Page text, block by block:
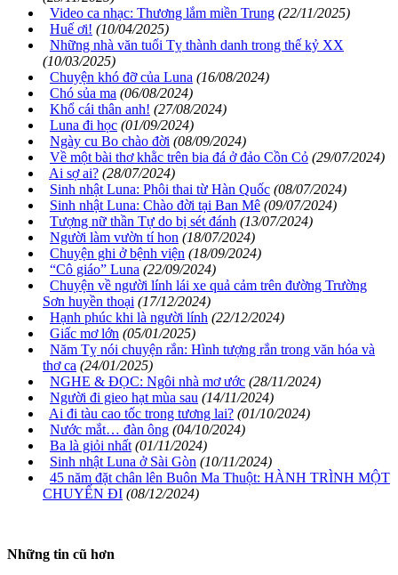
Video ca nhạc: Thương lắm miền Trung (22/11/2025)
Huế ơi! (10/04/2025)
Những nhà văn tuổi Tỵ thành danh trong thế kỷ XX
(10/03/2025)
Chuyện khó đỡ của Luna (16/08/2024)
Chó sủa ma (06/08/2024)
Khổ cái thân anh! (27/08/2024)
Luna đi học (01/09/2024)
Ngày cu Bo chào đời (08/09/2024)
Về một bài thơ khằc trên bia đá ở đảo Cồn Cỏ (29/07/2024)
Ai sợ ai? (28/07/2024)
Sinh nhật Luna: Phôi thai từ Hàn Quốc (08/07/2024)
Sinh nhật Luna: Chào đời tại Ban Mê (09/07/2024)
Tượng nữ thần Tự do bị sét đánh (13/07/2024)
Người làm vườn tí hon (18/07/2024)
Chuyện ghi ở bệnh viện (18/09/2024)
“Cô giáo” Luna (22/09/2024)
Chuyện về người lính lái xe quả cảm trên đường Trường
Sơn huyền thoại (17/12/2024)
Hạnh phúc khi là người lính (22/12/2024)
Giấc mơ lớn (05/01/2025)
Năm Tỵ nói chuyện rắn: Hình tượng rắn trong văn hóa và
thơ ca (24/01/2025)
NGHE & ĐỌC: Ngôi nhà mơ ước (28/11/2024)
Người đi gieo hạt mùa sau (14/11/2024)
Ai đi tàu cao tốc trong tương lai? (01/10/2024)
Nước mắt… đàn ông (04/10/2024)
Ba là giỏi nhất (01/11/2024)
Sinh nhật Luna ở Sài Gòn (10/11/2024)
45 năm đặt chân lên Buôn Ma Thuột: HÀNH TRÌNH MỘT
CHUYẾN ĐI (08/12/2024)
Những tin cũ hơn